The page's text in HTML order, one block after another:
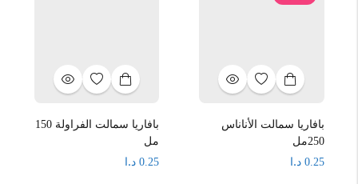
بافاريا سمالت الأناناس
250مل
0.25 د.ا
بافاريا سمالت الفراولة 150
مل
0.25 د.ا